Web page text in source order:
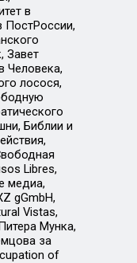
в
ПостРоссии,
Завет
Человека,
лосося,
Библии и
Libres,
медиа,
gGmbH,
Vistas,
Мунка,
за
of